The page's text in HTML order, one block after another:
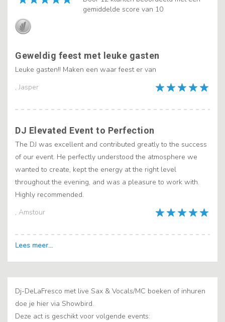
gemiddelde score van 10
, Jasper
Geweldig feest met leuke gasten
Leuke gasten!! Maken een waar feest er van
, Amstour
DJ Elevated Event to Perfection
The DJ was excellent and contributed greatly to the success
of our event. He perfectly understood the atmosphere we
wanted to create, kept the energy at the right level
throughout the evening, and was a pleasure to work with.
Highly recommended.
Dj-DeLaFresco met live Sax & Vocals/MC boeken of inhuren
doe je hier via Showbird.
Deze act is geschikt voor volgende events: